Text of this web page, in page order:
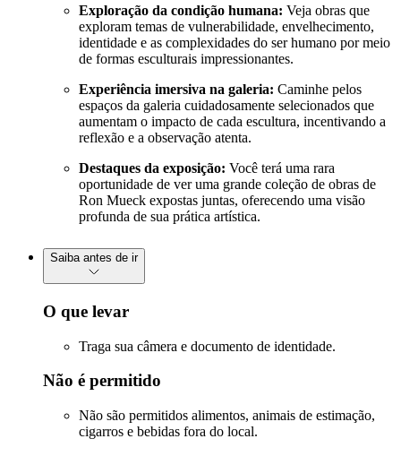
Exploração da condição humana: Veja obras que
exploram temas de vulnerabilidade, envelhecimento,
identidade e as complexidades do ser humano por meio
de formas esculturais impressionantes.
Experiência imersiva na galeria: Caminhe pelos
espaços da galeria cuidadosamente selecionados que
aumentam o impacto de cada escultura, incentivando a
reflexão e a observação atenta.
Destaques da exposição: Você terá uma rara
oportunidade de ver uma grande coleção de obras de
Ron Mueck expostas juntas, oferecendo uma visão
profunda de sua prática artística.
Saiba antes de ir
O que levar
Traga sua câmera e documento de identidade.
Não é permitido
Não são permitidos alimentos, animais de estimação,
cigarros e bebidas fora do local.